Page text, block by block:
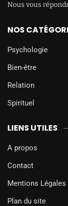
Nous vous
NOS
Psychologie
Bien-être
Relation
Spirituel
LIENS UTILES
A propos
Contact
Mentions Légales
Plan du site